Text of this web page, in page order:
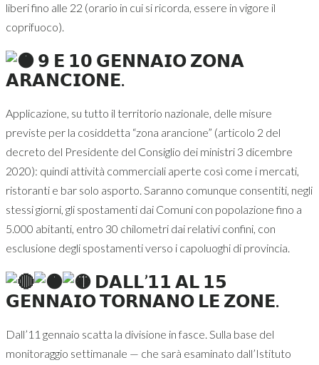
liberi fino alle 22 (orario in cui si ricorda, essere in vigore il
coprifuoco).
𝟵 𝗘 𝟭𝟬 𝗚𝗘𝗡𝗡𝗔𝗜𝗢 𝗭𝗢𝗡𝗔
𝗔𝗥𝗔𝗡𝗖𝗜𝗢𝗡𝗘.
Applicazione, su tutto il territorio nazionale, delle misure
previste per la cosiddetta “zona arancione” (articolo 2 del
decreto del Presidente del Consiglio dei ministri 3 dicembre
2020): quindi attività commerciali aperte così come i mercati,
ristoranti e bar solo asporto. Saranno comunque consentiti, negli
stessi giorni, gli spostamenti dai Comuni con popolazione fino a
5.000 abitanti, entro 30 chilometri dai relativi confini, con
esclusione degli spostamenti verso i capoluoghi di provincia.
𝗗𝗔𝗟𝗟’𝟭𝟭 𝗔𝗟 𝟭𝟱
𝗚𝗘𝗡𝗡𝗔𝗜𝗢 𝗧𝗢𝗥𝗡𝗔𝗡𝗢 𝗟𝗘 𝗭𝗢𝗡𝗘.
Dall’11 gennaio scatta la divisione in fasce. Sulla base del
monitoraggio settimanale — che sarà esaminato dall’Istituto